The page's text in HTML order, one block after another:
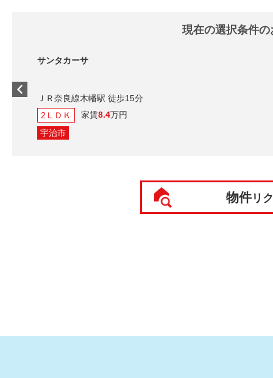
現在の選択条件
サンタカーサ
ＪＲ奈良線木幡駅 徒歩15分
2ＬＤＫ
家賃8.4万円
宇治市
物件リ